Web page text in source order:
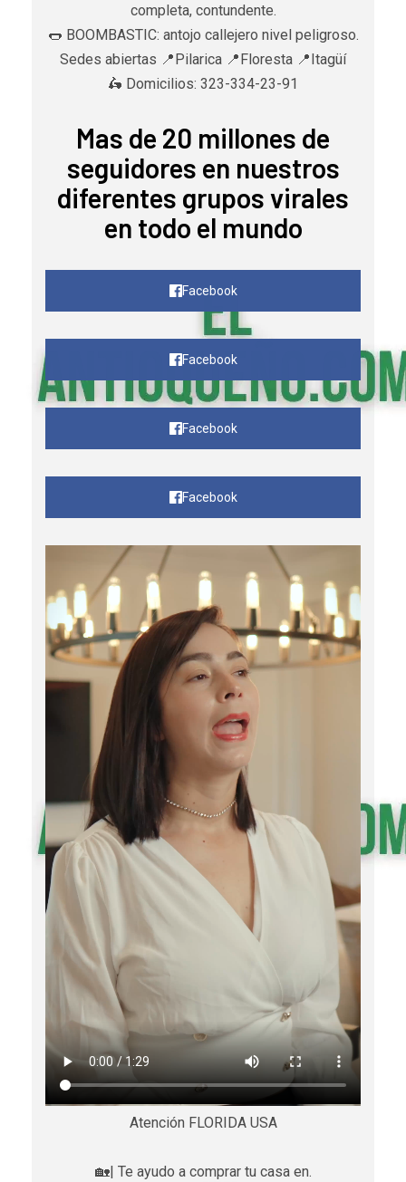
completa, contundente.
🌭 BOOMBASTIC: antojo callejero nivel peligroso.
Sedes abiertas 📍Pilarica 📍Floresta 📍Itagüí
🛵 Domicilios: 323-334-23-91
Mas de 20 millones de
seguidores en nuestros
diferentes grupos virales
en todo el mundo
Facebook
Facebook
Facebook
Facebook
Atención FLORIDA USA
🏡| Te ayudo a comprar tu casa en.